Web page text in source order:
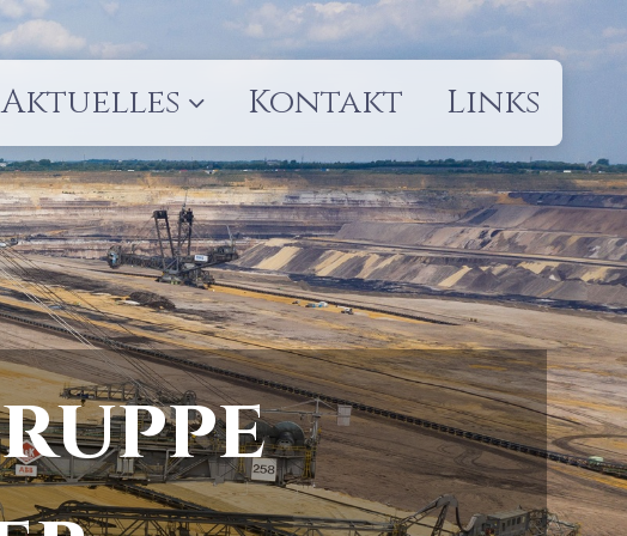
Aktuelles Kontakt Links